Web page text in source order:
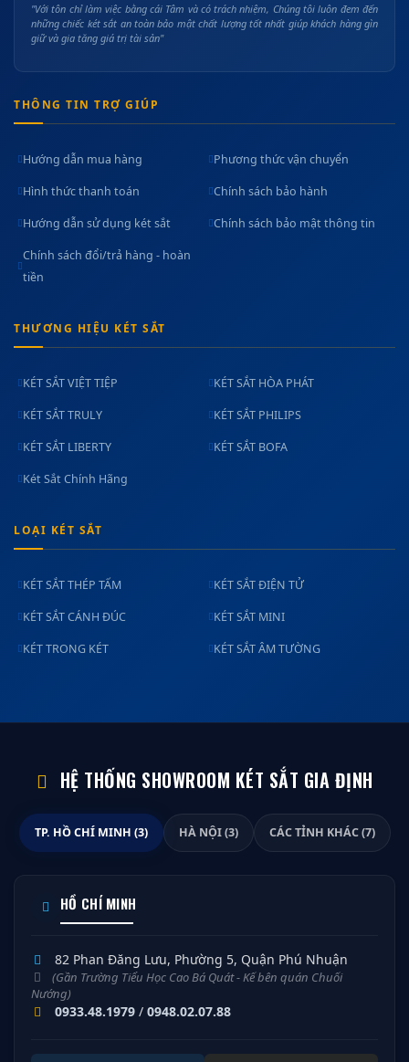
"Với tôn chỉ làm việc bằng cái Tâm và có trách nhiệm, Chúng tôi luôn đem đến
những chiếc két sắt an toàn bảo mật chất lượng tốt nhất giúp khách hàng gìn
giữ và gia tăng giá trị tài sản"
THÔNG TIN TRỢ GIÚP
Hướng dẫn mua hàng Phương thức vận chuyển
Hình thức thanh toán Chính sách bảo hành
Hướng dẫn sử dụng két sắt Chính sách bảo mật thông tin
Chính sách đổi/trả hàng - hoàn
tiền
THƯƠNG HIỆU KÉT SẮT
KÉT SẮT VIỆT TIỆP KÉT SẮT HÒA PHÁT
KÉT SẮT TRULY KÉT SẮT PHILIPS
KÉT SẮT LIBERTY KÉT SẮT BOFA
Két Sắt Chính Hãng
LOẠI KÉT SẮT
KÉT SẮT THÉP TẤM KÉT SẮT ĐIỆN TỬ
KÉT SẮT CÁNH ĐÚC KÉT SẮT MINI
KÉT TRONG KÉT KÉT SẮT ÂM TƯỜNG
HỆ THỐNG SHOWROOM KÉT SẮT GIA ĐỊNH
TP. HỒ CHÍ MINH (3) HÀ NỘI (3) CÁC TỈNH KHÁC (7)
HỒ CHÍ MINH
82 Phan Đăng Lưu, Phường 5, Quận Phú Nhuận
(Gần Trường Tiểu Học Cao Bá Quát - Kế bên quán Chuối
Nướng)
0933.48.1979 / 0948.02.07.88